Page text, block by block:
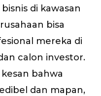
di kawasan
bisa
mereka di
calon investor.
bahwa
dan mapan,